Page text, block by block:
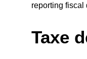
reporting fiscal
Taxe